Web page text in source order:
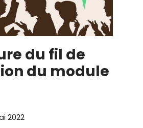
du fil de
du module
2022